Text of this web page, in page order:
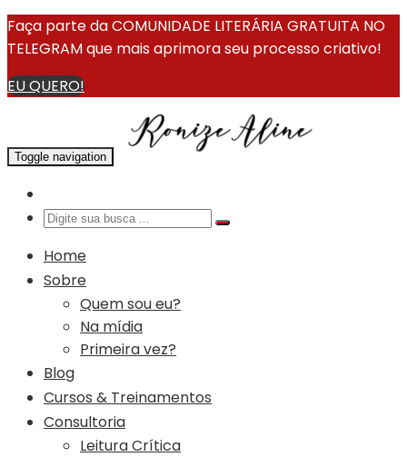
Faça parte da COMUNIDADE LITERÁRIA GRATUITA NO
TELEGRAM que mais aprimora seu processo criativo!
EU QUERO!
Toggle navigation
Home
Sobre
Quem sou eu?
Na mídia
Primeira vez?
Blog
Cursos & Treinamentos
Consultoria
Leitura Crítica